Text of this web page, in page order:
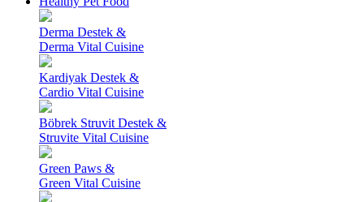
Derma Destek &
Derma Vital Cuisine
Kardiyak Destek &
Cardio Vital Cuisine
Böbrek Struvit Destek &
Struvite Vital Cuisine
Green Paws &
Green Vital Cuisine